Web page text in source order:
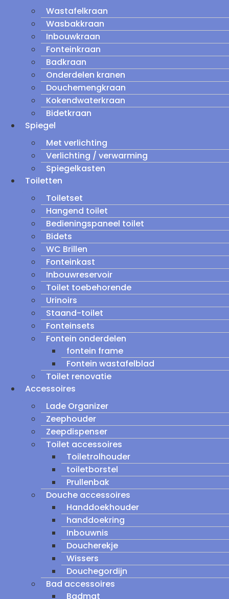
Wastafelkraan
Wasbakkraan
Inbouwkraan
Fonteinkraan
Badkraan
Onderdelen kranen
Douchemengkraan
Kokendwaterkraan
Bidetkraan
Spiegel
Met verlichting
Verlichting / verwarming
Spiegelkasten
Toiletten
Toiletset
Hangend toilet
Bedieningspaneel toilet
Bidets
WC Brillen
Fonteinkast
Inbouwreservoir
Toilet toebehorende
Urinoirs
Staand-toilet
Fonteinsets
Fontein onderdelen
fontein frame
Fontein wastafelblad
Toilet renovatie
Accessoires
Lade Organizer
Zeephouder
Zeepdispenser
Toilet accessoires
Toiletrolhouder
toiletborstel
Prullenbak
Douche accessoires
Handdoekhouder
handdoekring
Inbouwnis
Doucherekje
Wissers
Douchegordijn
Bad accessoires
Badmat